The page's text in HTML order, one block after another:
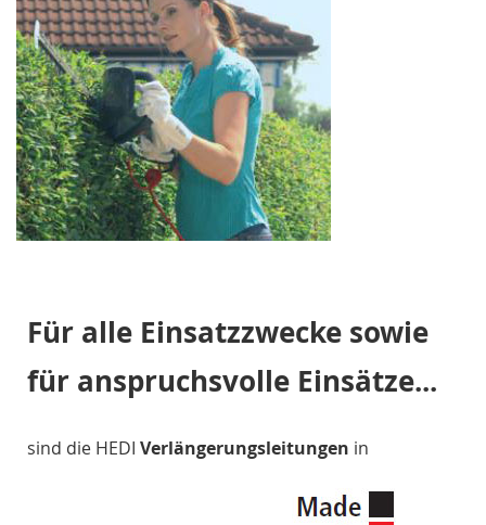
Für alle Einsatzzwecke sowie
für anspruchsvolle Einsätze...
sind die HEDI Verlängerungsleitungen in